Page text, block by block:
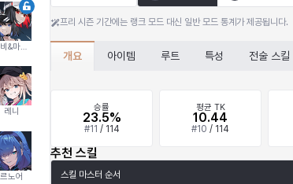
레니
르노어
프리 시즌 기간에는 랭크 모드 대신 일반 모드 통계가 제공됩니다.
개요 아이템 루트 특성 전술 스킬
승률
23.5%
#11 / 114
평균 TK
10.44
#10 / 114
추천 스킬
스킬 마스터 순서